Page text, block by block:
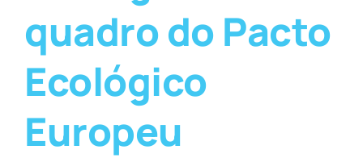
quadro do Pacto
Ecológico
Europeu